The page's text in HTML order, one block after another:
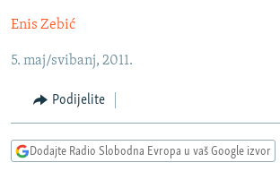
na
navigaciju
Pređite
pretragu
KOSOVO
CRNA GORA
VIZUELNO
FOTOGALERIJE
PODCASTI
RAT U UKRAJINI
Enis Zebić
5. maj/svibanj, 2011.
Podijelite
Dodajte Radio Slobodna Evropa u vaš Google izvor